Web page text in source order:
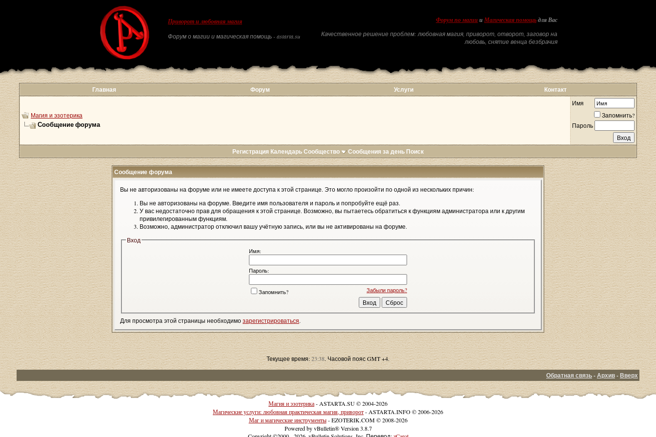
Приворот и любовная магия
Форум о магии и магическая помощь - astarta.su
Форум по магии и Магическая помощь для Вас
Качественное решение проблем: любовная магия, приворот, отворот, заговор на
любовь, снятие венца безбрачия
Главная Форум Услуги Контакт
Магия и эзотерика
Сообщение форума
Имя
Запомнить?
Пароль
Регистрация КалендарьСообщество Сообщения за день Поиск
Сообщение форума
Вы не авторизованы на форуме или не имеете доступа к этой странице. Это могло произойти по одной из нескольких причин:
Вы не авторизованы на форуме. Введите имя пользователя и пароль и попробуйте ещё раз.
У вас недостаточно прав для обращения к этой странице. Возможно, вы пытаетесь обратиться к функциям администратора или к другим
привилегированным функциям.
Возможно, администратор отключил вашу учётную запись, или вы не активированы на форуме.
Вход
Имя:
Пароль:
Забыли пароль?
Запомнить?
Для просмотра этой страницы необходимозарегистрироваться.
Текущее время:23:38. Часовой пояс GMT +4.
Обратная связь-Архив-Вверх
Магия и эзотерика- ASTARTA.SU © 2004-2026
Магические услуги: любовная практическая магия, приворот- ASTARTA.INFO © 2006-2026
Маг и магические инструменты- EZOTERIK.COM © 2008-2026
Powered by vBulletin® Version 3.8.7